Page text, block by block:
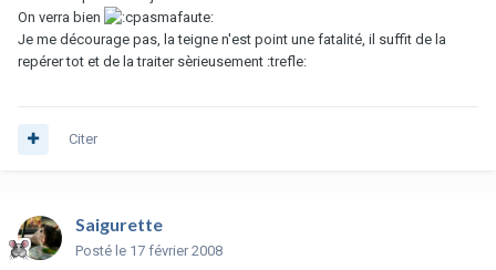
On verra bien
Je me décourage pas, la teigne n'est point une fatalité, il suffit de la
repérer tot et de la traiter sèrieusement :trefle:
Citer
Saigurette
Posté le 17 février 2008